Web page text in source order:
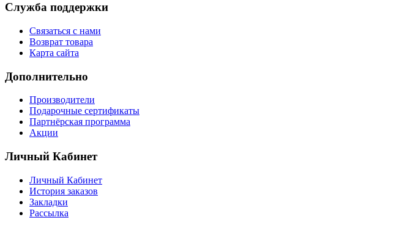
Служба поддержки
Связаться с нами
Возврат товара
Карта сайта
Дополнительно
Производители
Подарочные сертификаты
Партнёрская программа
Акции
Личный Кабинет
Личный Кабинет
История заказов
Закладки
Рассылка